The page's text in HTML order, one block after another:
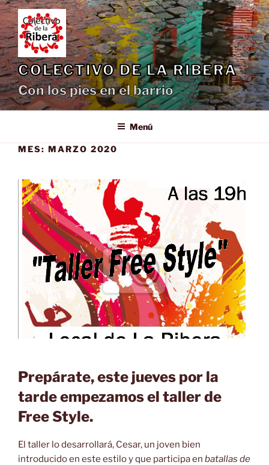
Saltar
al
contenido
COLECTIVO DE LA RIBERA
Con los pies en el barrio
Menú
MES: MARZO 2020
Prepárate, este jueves por la
tarde empezamos el taller de
Free Style.
El taller lo desarrollará, Cesar, un joven bien
introducido en este estilo y que participa en batallas de